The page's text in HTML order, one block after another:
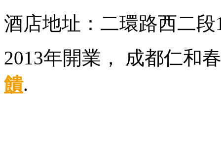
酒店地址：二環路西二
2013年開業， 成都仁
饋.